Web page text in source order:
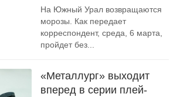
На Южный Урал возвращаются
морозы. Как передает
корреспондент, среда, 6 марта,
пройдет без...
«Металлург» выходит
вперед в серии плей-